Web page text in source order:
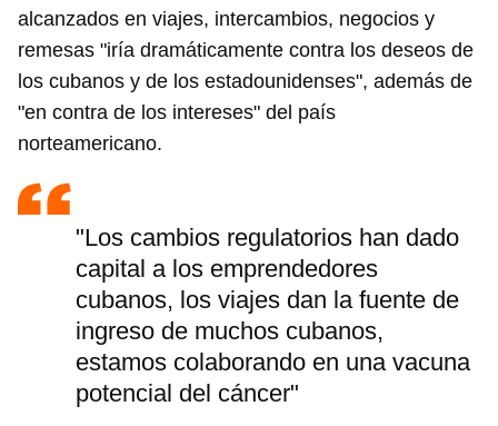
alcanzados en viajes, intercambios, negocios y
remesas "iría dramáticamente contra los deseos de
los cubanos y de los estadounidenses", además de
"en contra de los intereses" del país
norteamericano.
"Los cambios regulatorios han dado
capital a los emprendedores
cubanos, los viajes dan la fuente de
ingreso de muchos cubanos,
estamos colaborando en una vacuna
potencial del cáncer"